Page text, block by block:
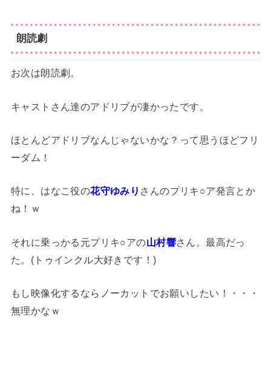
朗読劇
お次は朗読劇。
キャストさん達のアドリブが凄かったです。
ほとんどアドリブなんじゃないかな？って思うほどフリ
ーダム！
特に、はなこ役の花守ゆみり さんのプリキ○ア発言とか
ね！ｗ
それに乗っかる元プリキ○アの山村響さん。最高だっ
た。(トゥインクル大好きです！)
もし映像化するならノーカットでお願いしたい！・・・
無理かなｗ